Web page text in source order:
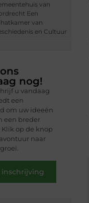
van
Een
van
en Cultuur
nog!
u vandaag
een
om uw ideeën
een breder
op de knop
avontuur naar